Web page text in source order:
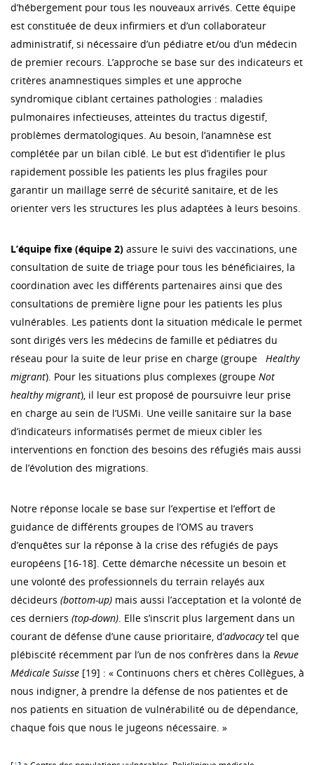
d’hébergement pour tous les nouveaux arrivés. Cette équipe
est constituée de deux infirmiers et d’un collaborateur
administratif, si nécessaire d’un pédiatre et/ou d’un médecin
de premier recours. L’approche se base sur des indicateurs et
critères anamnestiques simples et une approche
syndromique ciblant certaines pathologies : maladies
pulmonaires infectieuses, atteintes du tractus digestif,
problèmes dermatologiques. Au besoin, l’anamnèse est
complétée par un bilan ciblé. Le but est d’identifier le plus
rapidement possible les patients les plus fragiles pour
garantir un maillage serré de sécurité sanitaire, et de les
orienter vers les structures les plus adaptées à leurs besoins.
L’équipe fixe (équipe 2) assure le suivi des vaccinations, une
consultation de suite de triage pour tous les bénéficiaires, la
coordination avec les différents partenaires ainsi que des
consultations de première ligne pour les patients les plus
vulnérables. Les patients dont la situation médicale le permet
sont dirigés vers les médecins de famille et pédiatres du
réseau pour la suite de leur prise en charge (groupe Healthy
migrant). Pour les situations plus complexes (groupe Not
healthy migrant), il leur est proposé de poursuivre leur prise
en charge au sein de l’USMi. Une veille sanitaire sur la base
d’indicateurs informatisés permet de mieux cibler les
interventions en fonction des besoins des réfugiés mais aussi
de l’évolution des migrations.
Notre réponse locale se base sur l’expertise et l’effort de
guidance de différents groupes de l’OMS au travers
d’enquêtes sur la réponse à la crise des réfugiés de pays
européens [16-18]. Cette démarche nécessite un besoin et
une volonté des professionnels du terrain relayés aux
décideurs (bottom-up) mais aussi l’acceptation et la volonté de
ces derniers (top-down). Elle s’inscrit plus largement dans un
courant de défense d’une cause prioritaire, d’advocacytel que
plébiscité récemment par l’un de nos confrères dans la Revue
Médicale Suisse [19] : « Continuons chers et chères Collègues, à
nous indigner, à prendre la défense de nos patientes et de
nos patients en situation de vulnérabilité ou de dépendance,
chaque fois que nous le jugeons nécessaire. »